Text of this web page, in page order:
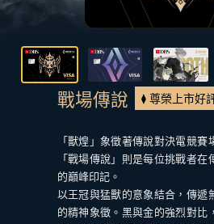
戰場傳說 尊榮上市好
「獸煌」象徵著傳說對決電競
「戰場傳說」則是每位挑戰者
的巔峰印記。
以王冠與猛獸的意象結合，傳遞
的精神象徵。黑與金的強烈對比